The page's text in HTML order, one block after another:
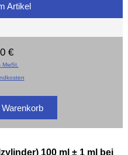
Artikel
€
MwSt.
100 ml± 1 ml bei